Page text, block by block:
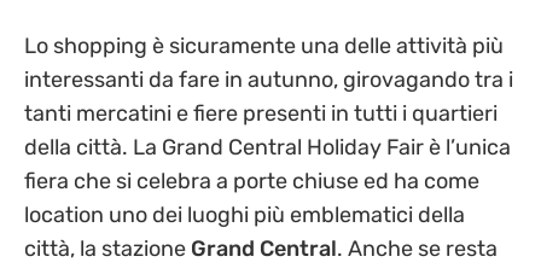
Lo shopping è sicuramente una delle attività più
interessanti da fare in autunno, girovagando tra i
tanti mercatini e fiere presenti in tutti i quartieri
della città. La Grand Central Holiday Fair è l’unica
fiera che si celebra a porte chiuse ed ha come
location uno dei luoghi più emblematici della
città, la stazione Grand Central. Anche se resta